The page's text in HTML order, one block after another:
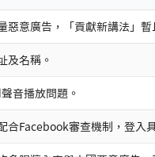
惡意廣告，「貢獻新講法」暫
及名稱。
音播放問題。
合Facebook審查機制，登入